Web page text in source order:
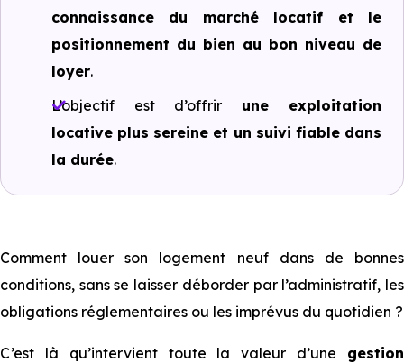
connaissance du marché locatif et le
positionnement du bien au bon niveau de
loyer.
L’objectif est d’offrir une exploitation
locative plus sereine et un suivi fiable dans
la durée.
Comment louer son logement neuf dans de bonnes
conditions, sans se laisser déborder par l’administratif, les
obligations réglementaires ou les imprévus du quotidien ?
C’est là qu’intervient toute la valeur d’une gestion